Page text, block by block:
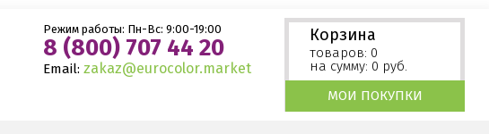
Режим работы: Пн-Вc: 9:00-19:00
8 (800) 707 44 20
Email: zakaz@eurocolor.market
Корзина
товаров: 0
на сумму: 0 руб.
МОИ ПОКУПКИ